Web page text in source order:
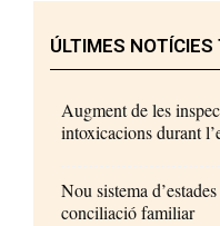
ÚLTIMES
Augment de les
intoxicacions durant
Nou sistema
conciliació familiar